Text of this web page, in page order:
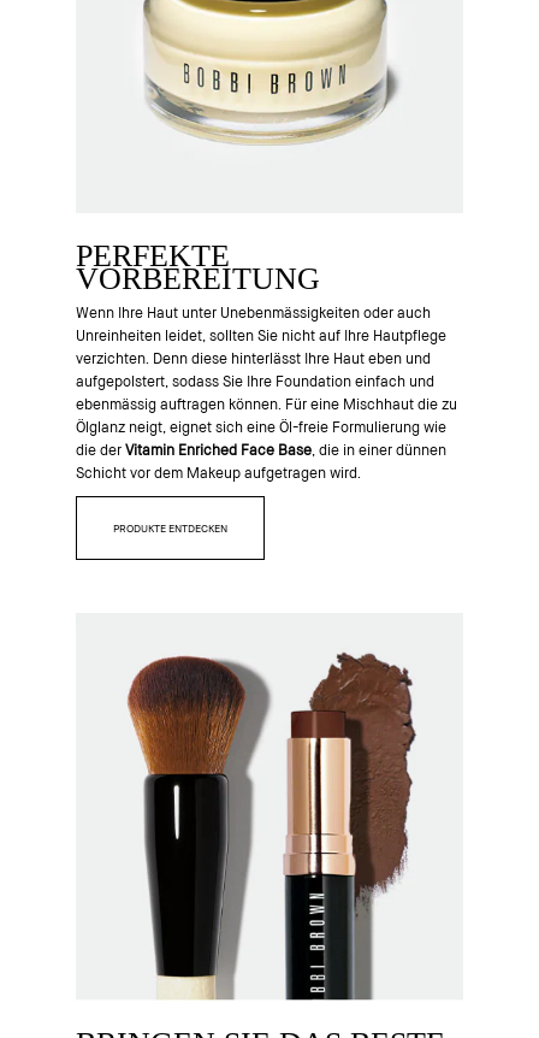
PERFEKTE
VORBEREITUNG
Wenn Ihre Haut unter Unebenmässigkeiten oder auch
Unreinheiten leidet, sollten Sie nicht auf Ihre Hautpflege
verzichten. Denn diese hinterlässt Ihre Haut eben und
aufgepolstert, sodass Sie Ihre Foundation einfach und
ebenmässig auftragen können. Für eine Mischhaut die zu
Ölglanz neigt, eignet sich eine Öl-freie Formulierung wie
die der Vitamin Enriched Face Base, die in einer dünnen
Schicht vor dem Makeup aufgetragen wird.
PRODUKTE ENTDECKEN